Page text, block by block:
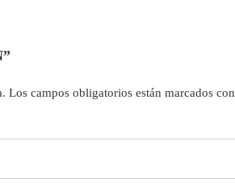
Los campos obligatorios están marcados con